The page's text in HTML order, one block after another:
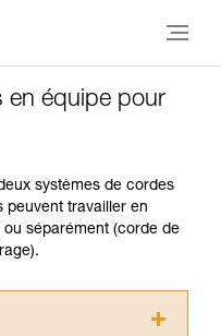
en équipe pour
systèmes de cordes
peuvent travailler en
séparément (corde de